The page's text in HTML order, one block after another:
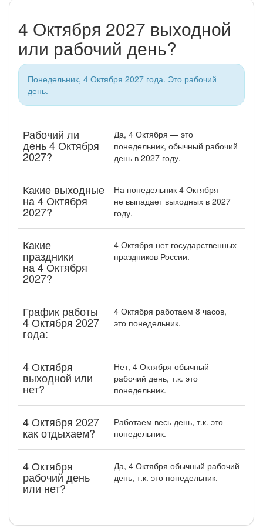
4 Октября 2027 выходной
или рабочий день?
Понедельник, 4 Октября 2027 года. Это рабочий
день.
Рабочий ли
день 4 Октября
2027?
Да, 4 Октября — это
понедельник, обычный рабочий
день в 2027 году.
Какие выходные
на 4 Октября
2027?
На понедельник 4 Октября
не выпадает выходных в 2027
году.
Какие
праздники
на 4 Октября
2027?
4 Октября нет государственных
праздников России.
График работы
4 Октября 2027
года:
4 Октября работаем 8 часов,
это понедельник.
4 Октября
выходной или
нет?
Нет, 4 Октября обычный
рабочий день, т.к. это
понедельник.
4 Октября 2027
как отдыхаем?
Работаем весь день, т.к. это
понедельник.
4 Октября
рабочий день
или нет?
Да, 4 Октября обычный рабочий
день, т.к. это понедельник.